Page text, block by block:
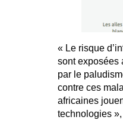
« Le risque
sont exposées
par le
contre ces
africaines
technologies